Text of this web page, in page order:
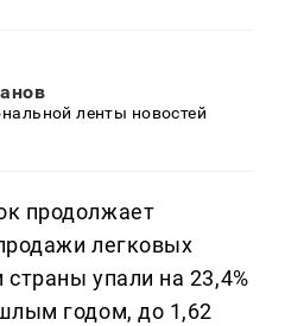
ленты новостей
продолжает
легковых
упали на 23,4%
годом, до 1,62